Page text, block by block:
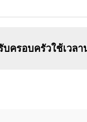
ครอบครัวใช้เวลา